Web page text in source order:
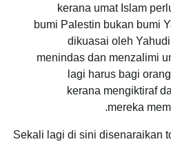
kerana umat Islam
bumi Palestin bukan bumi
dikuasai oleh
menindas dan menzalimi
lagi harus bagi
kerana mengiktiraf
mereka
Sekali lagi di sini disenaraikan